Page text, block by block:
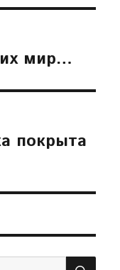
мир…
покрыта